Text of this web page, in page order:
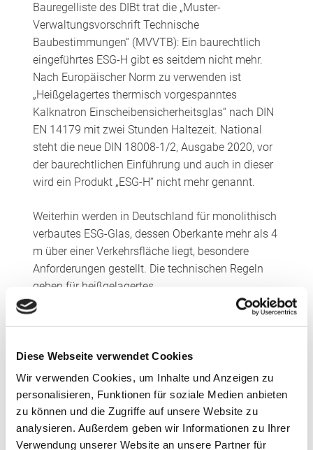
Diese Webseite verwendet Cookies
Wir verwenden Cookies, um Inhalte und Anzeigen zu
personalisieren, Funktionen für soziale Medien anbieten
zu können und die Zugriffe auf unsere Website zu
analysieren. Außerdem geben wir Informationen zu Ihrer
Verwendung unserer Website an unsere Partner für
Bauregelliste des DIBt trat die „Muster-
Verwaltungsvorschrift Technische
Baubestimmungen“ (MVVTB): Ein baurechtlich
eingeführtes ESG-H gibt es seitdem nicht mehr.
Nach Europäischer Norm zu verwenden ist
„Heißgelagertes thermisch vorgespanntes
Kalknatron Einscheibensicherheitsglas“ nach DIN
EN 14179 mit zwei Stunden Haltezeit. National
steht die neue DIN 18008-1/2, Ausgabe 2020, vor
der baurechtlichen Einführung und auch in dieser
wird ein Produkt „ESG-H“ nicht mehr genannt.
Weiterhin werden in Deutschland für monolithisch
verbautes ESG-Glas, dessen Oberkante mehr als 4
m über einer Verkehrsfläche liegt, besondere
Anforderungen gestellt. Die technischen Regeln
geben für heißgelagertes
Einscheibensicherheitsglas zwingend eine
Norm nicht gefordert. Dieser Nachweis ist also
gesondert zu erbringen.
Zwei Möglichkeiten des Nachweises
Für den Nachweis der geforderten Haltezeit und